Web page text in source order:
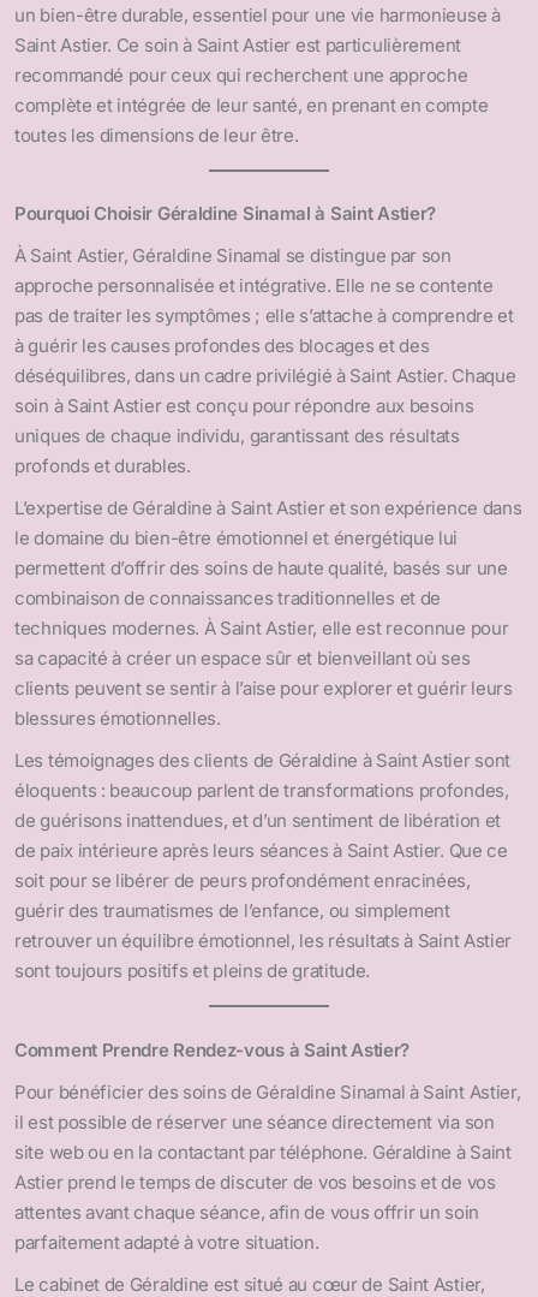
un bien-être durable, essentiel pour une vie harmonieuse à
Saint Astier. Ce soin à Saint Astier est particulièrement
recommandé pour ceux qui recherchent une approche
complète et intégrée de leur santé, en prenant en compte
toutes les dimensions de leur être.
Pourquoi Choisir Géraldine Sinamal à Saint Astier?
À Saint Astier, Géraldine Sinamal se distingue par son
approche personnalisée et intégrative. Elle ne se contente
pas de traiter les symptômes ; elle s’attache à comprendre et
à guérir les causes profondes des blocages et des
déséquilibres, dans un cadre privilégié à Saint Astier. Chaque
soin à Saint Astier est conçu pour répondre aux besoins
uniques de chaque individu, garantissant des résultats
profonds et durables.
L’expertise de Géraldine à Saint Astier et son expérience dans
le domaine du bien-être émotionnel et énergétique lui
permettent d’offrir des soins de haute qualité, basés sur une
combinaison de connaissances traditionnelles et de
techniques modernes. À Saint Astier, elle est reconnue pour
sa capacité à créer un espace sûr et bienveillant où ses
clients peuvent se sentir à l’aise pour explorer et guérir leurs
blessures émotionnelles.
Les témoignages des clients de Géraldine à Saint Astier sont
éloquents : beaucoup parlent de transformations profondes,
de guérisons inattendues, et d’un sentiment de libération et
de paix intérieure après leurs séances à Saint Astier. Que ce
soit pour se libérer de peurs profondément enracinées,
guérir des traumatismes de l’enfance, ou simplement
retrouver un équilibre émotionnel, les résultats à Saint Astier
sont toujours positifs et pleins de gratitude.
Comment Prendre Rendez-vous à Saint Astier?
Pour bénéficier des soins de Géraldine Sinamal à Saint Astier,
il est possible de réserver une séance directement via son
site web ou en la contactant par téléphone. Géraldine à Saint
Astier prend le temps de discuter de vos besoins et de vos
attentes avant chaque séance, afin de vous offrir un soin
parfaitement adapté à votre situation.
Le cabinet de Géraldine est situé au cœur de Saint Astier,